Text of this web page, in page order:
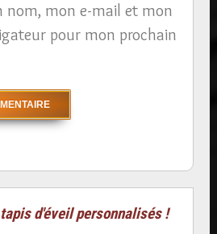
nom, mon e-mail et mon
pour mon prochain
d'éveil personnalisés !